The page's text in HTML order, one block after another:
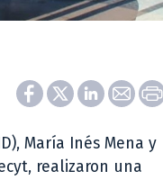
María Inés Mena y
realizaron una